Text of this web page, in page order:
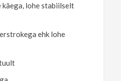
käega, lohe stabiilselt
ehk lohe